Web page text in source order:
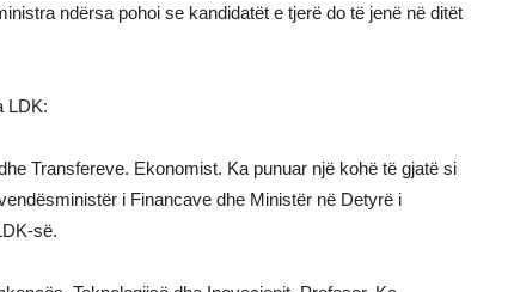
ndërsa pohoi se kandidatët e tjerë do të jenë në ditët
LDK:
Transfereve. Ekonomist. Ka punuar një kohë të gjatë si
i Financave dhe Ministër në Detyrë i
së.